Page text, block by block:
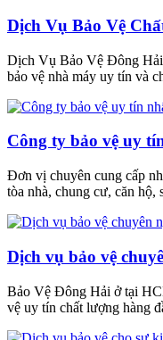
Dịch Vụ Bảo Vệ
Dịch Vụ Bảo Vệ Đông
bảo vệ nhà máy uy tín và
Công ty bảo vệ uy
Đơn vị chuyên cung cấp
tòa nhà, chung cư, căn hộ,
Dịch vụ bảo vệ
Bảo Vệ Đông Hải ở tại
vệ uy tín chất lượng hàng